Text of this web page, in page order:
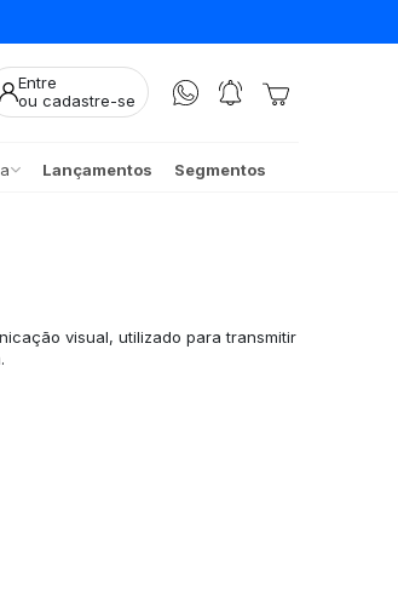
Entre
ou cadastre-se
Lançamentos Segmentos
visual, utilizado para transmitir